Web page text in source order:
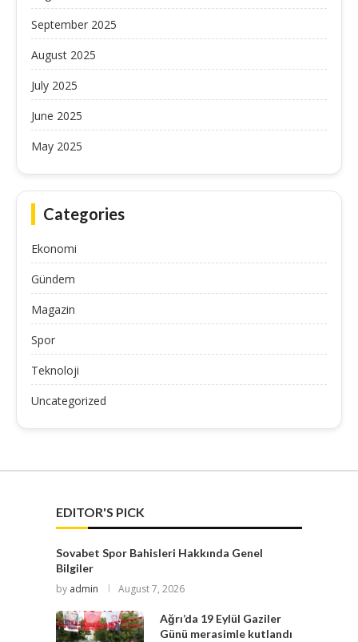
September 2025
August 2025
July 2025
June 2025
May 2025
Categories
Ekonomi
Gündem
Magazin
Spor
Teknoloji
Uncategorized
EDITOR'S PICK
Sovabet Spor Bahisleri Hakkında Genel
Bilgiler
by admin August 7, 2026
Ağrı’da 19 Eylül Gaziler
Günü merasimle kutlandı